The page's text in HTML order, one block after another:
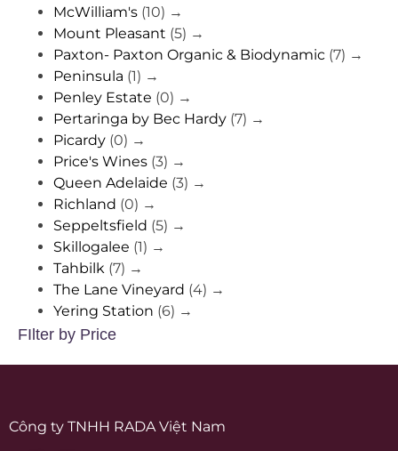
McWilliam's (10) →
Mount Pleasant (5) →
Paxton- Paxton Organic & Biodynamic (7) →
Peninsula (1) →
Penley Estate (0) →
Pertaringa by Bec Hardy (7) →
Picardy (0) →
Price's Wines (3) →
Queen Adelaide (3) →
Richland (0) →
Seppeltsfield (5) →
Skillogalee (1) →
Tahbilk (7) →
The Lane Vineyard (4) →
Yering Station (6) →
FIlter by Price
Công ty TNHH RADA Việt Nam